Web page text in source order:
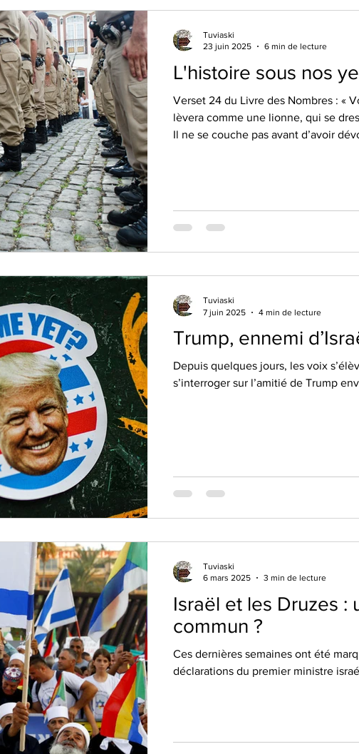
L'histoire sous nos
Verset 24 du Livre des Nombres : «
lèvera comme une lionne, qui se
Il ne se couche pas avant d’avoir
Tuviaski
23 juin 2025
6 min de lecture
Trump, ennemi
Depuis quelques jours, les voix
s’interroger sur l’amitié de Trump
Tuviaski
7 juin 2025
4 min de lecture
Israël et les Druzes :
commun ?
Ces dernières semaines ont été
déclarations du premier ministre
Tuviaski
6 mars 2025
3 min de lecture